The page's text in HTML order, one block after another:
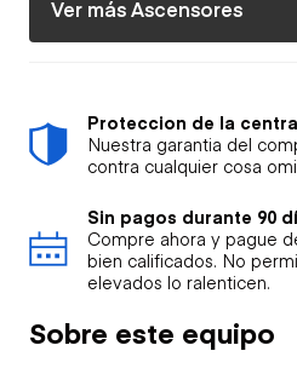
Ver más Ascensores
Proteccion de la
Nuestra garantia del
contra cualquier cosa
Sin pagos durante 90
Compre ahora y pague
bien calificados. No
elevados lo ralenticen.
Sobre este equipo